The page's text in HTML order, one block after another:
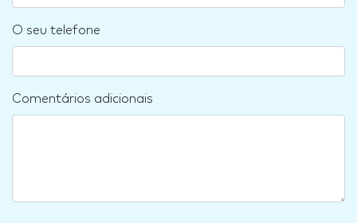
O seu telefone
Comentários adicionais